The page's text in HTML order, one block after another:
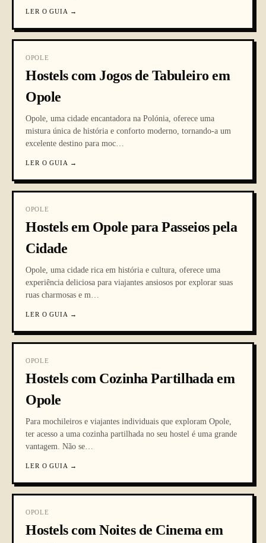
LER O GUIA →
OPOLE
Hostels com Jogos de Tabuleiro em
Opole
Opole, uma cidade encantadora na Polónia, oferece uma
mistura única de história e conforto moderno, tornando-a um
excelente destino para moc…
LER O GUIA →
OPOLE
Hostels em Opole para Passeios pela
Cidade
Opole, uma cidade rica em história e cultura, oferece uma
experiência deliciosa para viajantes ansiosos por explorar suas
ruas charmosas e m…
LER O GUIA →
OPOLE
Hostels com Cozinha Partilhada em
Opole
Para mochileiros e viajantes individuais que exploram Opole,
ter acesso a uma cozinha partilhada no seu hostel é uma grande
vantagem. Não se…
LER O GUIA →
OPOLE
Hostels com Noites de Cinema em